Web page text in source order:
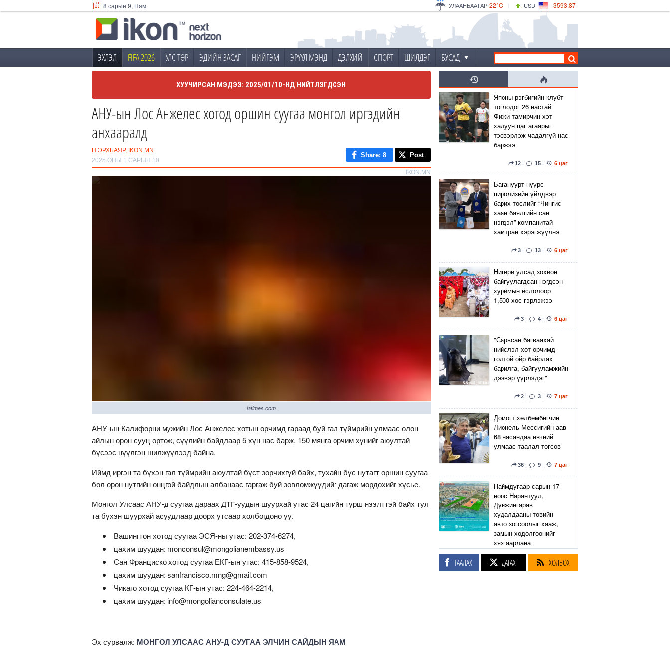
8 сарын 9, Ням 22°C
УЛААНБААТАР
24°C
ДАРХАН
19°C
ЭРДЭНЭТ
USD 3593.87
4141.04
ЭХЛЭЛ FIFA 2026 УЛС ТӨР ЭДИЙН ЗАСАГ НИЙГЭМ ЭРҮҮЛ МЭНД ДЭЛХИЙ СПОРТ ШИЛДЭГ БУСАД
ХУУЧИРСАН МЭДЭЭ: 2025/01/10-НД НИЙТЛЭГДСЭН
АНУ-ын Лос Анжелес хотод оршин суугаа монгол иргэдийн
анхааралд
Н.ЭРХБАЯР, IKON.MN
2025 ОНЫ 1 САРЫН 10
Share: 8 Post
IKON.MN
latimes.com
АНУ-ын Калифорни мужийн Лос Анжелес хотын орчимд гараад буй гал түймрийн улмаас олон
айлын орон сууц өртөж, сүүлийн байдлаар 5 хүн нас барж, 150 мянга орчим хүнийг аюултай
бүсээс нүүлгэн шилжүүлээд байна.
Иймд иргэн та бүхэн гал түймрийн аюултай бүст зорчихгүй байх, тухайн бүс нутагт оршин суугаа
бол орон нутгийн онцгой байдлын албанаас гаргаж буй зөвлөмжүүдийг дагаж мөрдөхийг хүсье.
Монгол Улсаас АНУ-д суугаа дараах ДТГ-уудын шуурхай утас 24 цагийн турш нээлттэй байх тул
та бүхэн шуурхай асуудлаар доорх утсаар холбогдоно уу.
Вашингтон хотод суугаа ЭСЯ-ны утас: 202-374-6274,
цахим шуудан: monconsul@mongolianembassy.us
Сан Франциско хотод суугаа ЕКГ-ын утас: 415-858-9524,
цахим шуудан: sanfrancisco.mng@gmail.com
Чикаго хотод суугаа КГ-ын утас: 224-464-2214,
цахим шуудан: info@mongolianconsulate.us
Эх сурвалж: МОНГОЛ УЛСААС АНУ-Д СУУГАА ЭЛЧИН САЙДЫН ЯАМ
Японы рэгбигийн клубт
тоглодог 26 настай
Фижи тамирчин хэт
халуун цаг агаарыг
тэсвэрлэж чадалгүй нас
баржээ
12 | 15 | 6 цаг
Багануурт нүүрс
пиролизийн үйлдвэр
барих төслийг “Чингис
хаан баялгийн сан
нэгдэл” компанитай
хамтран хэрэгжүүлнэ
3 | 13 | 6 цаг
Нигери улсад зохион
байгуулагдсан нэгдсэн
хуримын ёслолоор
1,500 хос гэрлэжээ
3 | 4 | 6 цаг
"Сарьсан багваахай
нийслэл хот орчимд
голтой ойр байрлах
барилга, байгууламжийн
дээвэр үүрлэдэг"
2 | 3 | 7 цаг
Домогт хөлбөмбөгчин
Лионель Мессигийн аав
68 насандаа өвчний
улмаас таалал төгсөв
36 | 9 | 7 цаг
Наймдугаар сарын 17-
ноос Нарантуул,
Дүнжингарав
худалдааны төвийн
авто зогсоолыг хааж,
замын хөдөлгөөнийг
хязгаарлана
2| 7 цаг
ТААЛАХ ДАГАХ ХОЛБОХ